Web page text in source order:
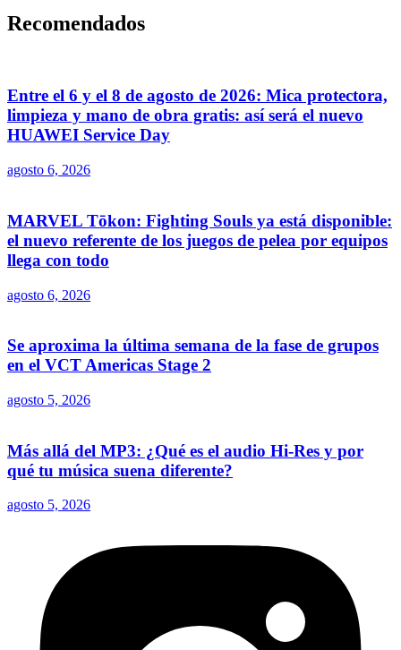
Recomendados
Entre el 6 y el 8 de agosto de 2026: Mica protectora,
limpieza y mano de obra gratis: así será el nuevo
HUAWEI Service Day
agosto 6, 2026
MARVEL Tōkon: Fighting Souls ya está disponible:
el nuevo referente de los juegos de pelea por equipos
llega con todo
agosto 6, 2026
Se aproxima la última semana de la fase de grupos
en el VCT Americas Stage 2
agosto 5, 2026
Más allá del MP3: ¿Qué es el audio Hi-Res y por
qué tu música suena diferente?
agosto 5, 2026